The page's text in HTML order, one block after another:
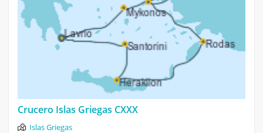
Crucero Islas Griegas CXXX
Islas Griegas